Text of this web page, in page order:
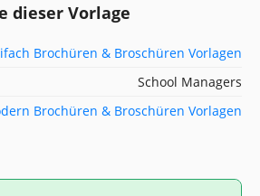
dieser Vorlage
Brochüren & Broschüren Vorlagen
School Managers
Brochüren & Broschüren Vorlagen